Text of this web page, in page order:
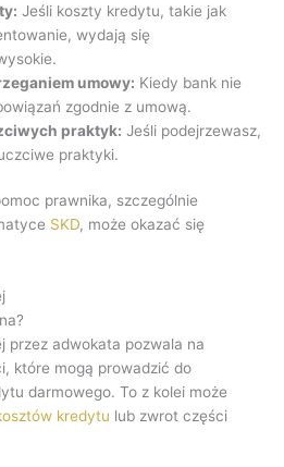
Jeśli koszty kredytu, takie jak
wydają się
umowy: Kiedy bank nie
zgodnie z umową.
praktyk: Jeśli podejrzewasz,
praktyki.
prawnika, szczególnie
SKD, może okazać się
przez adwokata pozwala na
które mogą prowadzić do
darmowego. To z kolei może
kredytu lub zwrot części